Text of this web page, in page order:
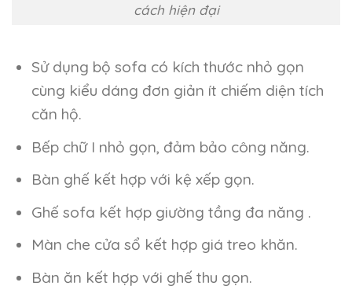
cách hiện đại
Sử dụng bộ sofa có kích thước nhỏ gọn
cùng kiểu dáng đơn giản ít chiếm diện tích
căn hộ.
Bếp chữ I nhỏ gọn, đảm bảo công năng.
Bàn ghế kết hợp với kệ xếp gọn.
Ghế sofa kết hợp giường tầng đa năng .
Màn che cửa sổ kết hợp giá treo khăn.
Bàn ăn kết hợp với ghế thu gọn.